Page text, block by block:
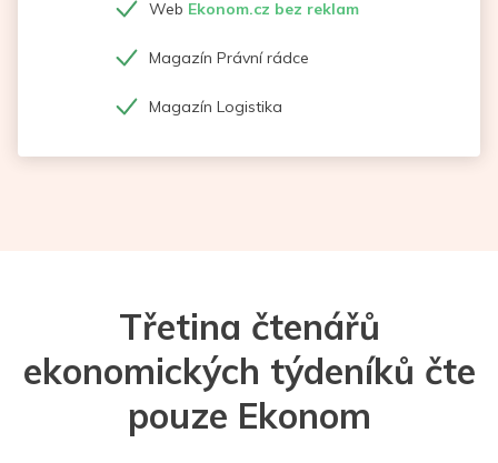
Web Ekonom.cz bez reklam
Magazín Právní rádce
Magazín Logistika
Třetina čtenářů
ekonomických týdeníků čte
pouze Ekonom